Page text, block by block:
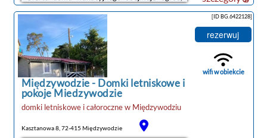
sprzęt do grillowania, bezpłatne Wi-Fi oraz
bezpłatny prywatny parking.W domu
wakacyjnym zapewniono kilka sypialni (3),
kilka łazienek (2), pościel, ręczniki, jadalnię
oraz kuchnię z pełnym wyposażeniem. Do
dyspozycji Gości jest także telewizor z
płaskim ekranem z dostępem do kanałów
satelitarnych oraz taras z widokiem na
ogród.Odległość ...
Międzywodzie- Domki letniskowe i
pokoje Miedzywodzie
domki letniskowe i całorocznew Międzywodziu
Kasztanowa 8, 72-415 Międzywodzie
[ID BG.6422128]
rezerwuj
wifi w obiekcie